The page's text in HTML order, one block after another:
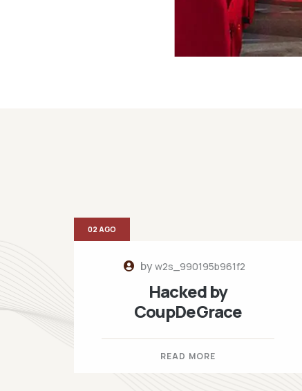
byw2s_990195b961f2
Hacked by
CoupDeGrace
READ MORE
02 AGO